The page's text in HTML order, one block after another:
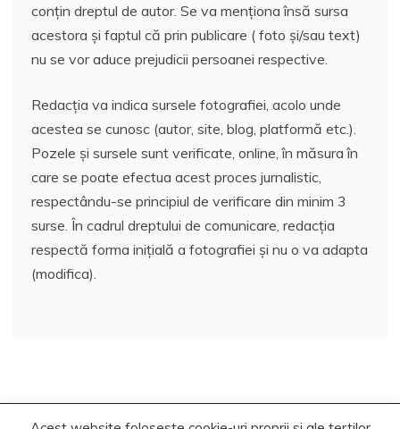
conțin dreptul de autor. Se va menționa însă sursa
acestora și faptul că prin publicare ( foto și/sau text)
nu se vor aduce prejudicii persoanei respective.
Redacția va indica sursele fotografiei, acolo unde
acestea se cunosc (autor, site, blog, platformă etc.).
Pozele și sursele sunt verificate, online, în măsura în
care se poate efectua acest proces jurnalistic,
respectându-se principiul de verificare din minim 3
surse. În cadrul dreptului de comunicare, redacția
respectă forma inițială a fotografiei și nu o va adapta
(modifica).